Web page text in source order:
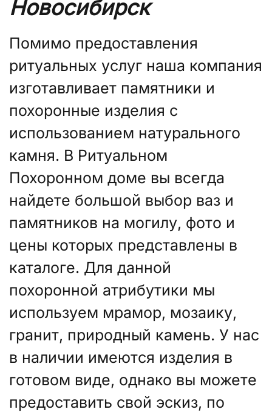
Новосибирск
Помимо предоставления
ритуальных услуг наша компания
изготавливает памятники и
похоронные изделия с
использованием натурального
камня. В Ритуальном
Похоронном доме вы всегда
найдете большой выбор ваз и
памятников на могилу, фото и
цены которых представлены в
каталоге. Для данной
похоронной атрибутики мы
используем мрамор, мозаику,
гранит, природный камень. У нас
в наличии имеются изделия в
готовом виде, однако вы можете
предоставить свой эскиз, по